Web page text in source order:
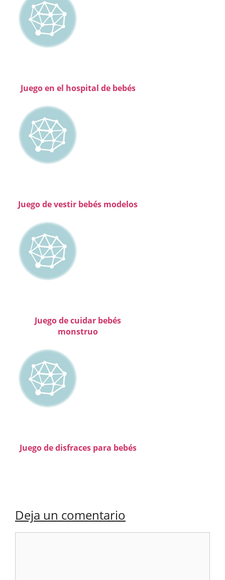
Juego en el hospital de bebés
Juego de vestir bebés modelos
Juego de cuidar bebés
monstruo
Juego de disfraces para bebés
Deja un comentario